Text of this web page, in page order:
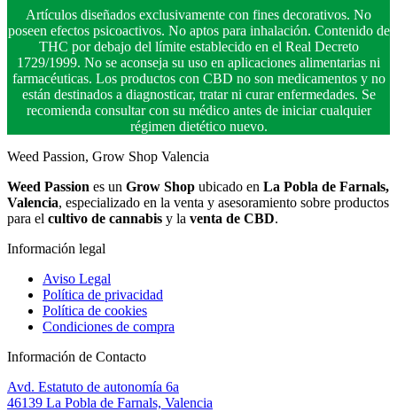
Artículos diseñados exclusivamente con fines decorativos. No
poseen efectos psicoactivos. No aptos para inhalación. Contenido de
THC por debajo del límite establecido en el Real Decreto
1729/1999. No se aconseja su uso en aplicaciones alimentarias ni
farmacéuticas. Los productos con CBD no son medicamentos y no
están destinados a diagnosticar, tratar ni curar enfermedades. Se
recomienda consultar con su médico antes de iniciar cualquier
régimen dietético nuevo.
Weed Passion, Grow Shop Valencia
Weed Passion es un Grow Shop ubicado en La Pobla de Farnals,
Valencia, especializado en la venta y asesoramiento sobre productos
para el cultivo de cannabis y la venta de CBD.
Información legal
Aviso Legal
Política de privacidad
Política de cookies
Condiciones de compra
Información de Contacto
Avd. Estatuto de autonomía 6a
46139 La Pobla de Farnals, Valencia